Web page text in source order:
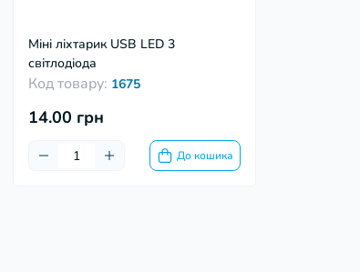
Міні ліхтарик USB LED 3
світлодіода
Код товару: 1675
14.00 грн
До кошика